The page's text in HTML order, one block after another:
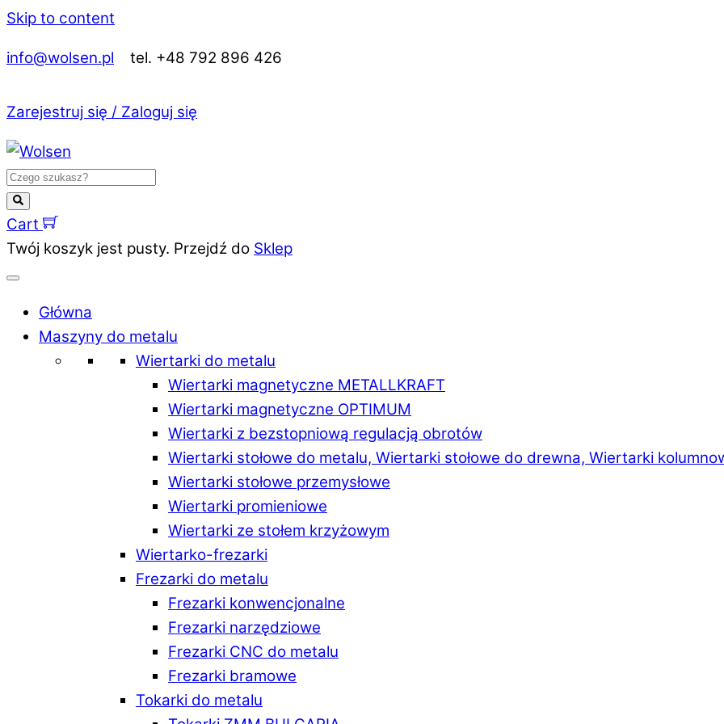
Skip to content
info@wolsen.pl tel. +48 792 896 426
Zarejestruj się / Zaloguj się
Cart
Twój koszyk jest pusty. Przejdź do Sklep
Główna
Maszyny do metalu
Wiertarki do metalu
Wiertarki magnetyczne METALLKRAFT
Wiertarki magnetyczne OPTIMUM
Wiertarki z bezstopniową regulacją obrotów
Wiertarki stołowe do metalu, Wiertarki stołowe do drewna, Wiertarki
Wiertarki stołowe przemysłowe
Wiertarki promieniowe
Wiertarki ze stołem krzyżowym
Wiertarko-frezarki
Frezarki do metalu
Frezarki konwencjonalne
Frezarki narzędziowe
Frezarki CNC do metalu
Frezarki bramowe
Tokarki do metalu